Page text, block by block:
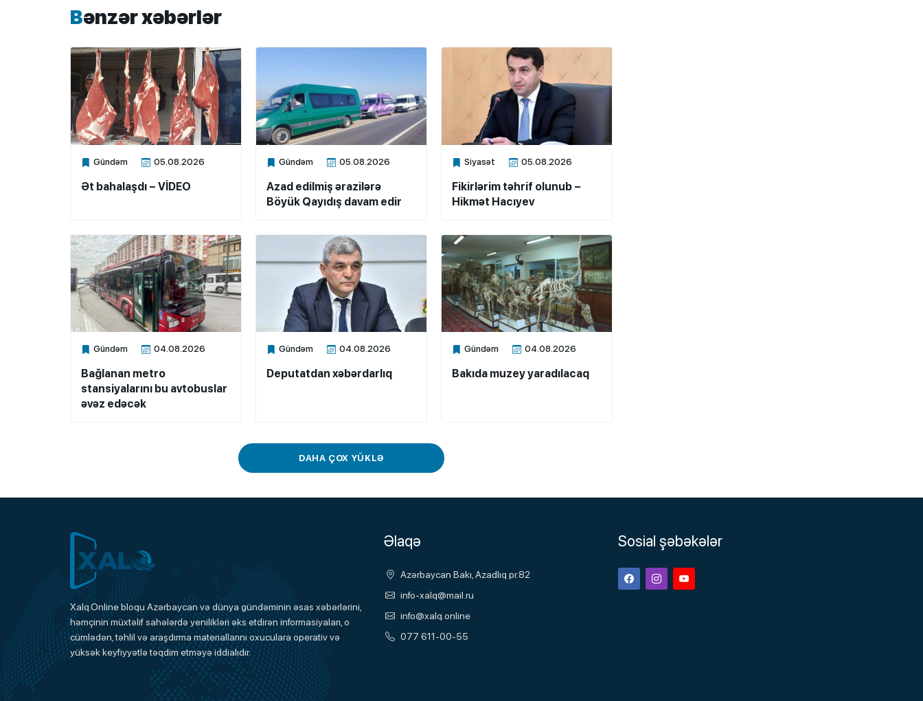
Bənzər xəbərlər
Gündəm 05.08.2026
Xalq.Online
Ət bahalaşdı – VİDEO
Gündəm 05.08.2026
Xalq.Online
Azad edilmiş ərazilərə
Böyük Qayıdış davam edir
Siyasət 05.08.2026
Xalq.Online
Fikirlərim təhrif olunub –
Hikmət Hacıyev
Gündəm 04.08.2026
Xalq.Online
Bağlanan metro
stansiyalarını bu avtobuslar
əvəz edəcək
Gündəm 04.08.2026
Xalq.Online
Deputatdan xəbərdarlıq
Gündəm 04.08.2026
Xalq.Online
Bakıda muzey yaradılacaq
DAHA ÇOX YÜKLƏ
Xalq.Online
Onlayn Platforma
Xalq.Online bloqu Azərbaycan və dünya gündəminin əsas xəbərlərini,
həmçinin müxtəlif sahələrdə yenilikləri əks etdirən informasiyaları, o
cümlədən, təhlil və araşdırma materiallarını oxuculara operativ və
yüksək keyfiyyətlə təqdim etməyə iddialıdır.
Əlaqə
Azərbaycan Bakı, Azadlıq pr.82
info-xalq@mail.ru
info@xalq.online
077 611-00-55
Sosial şəbəkələr
FacebookInstagramYoutube